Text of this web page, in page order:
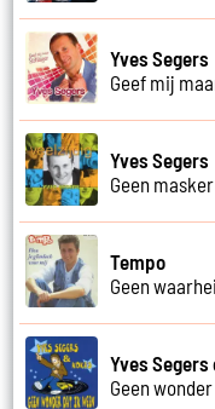
Yves Segers
Geef mij
Yves Segers
Geen
Tempo
Geen
Yves Segers
Geen